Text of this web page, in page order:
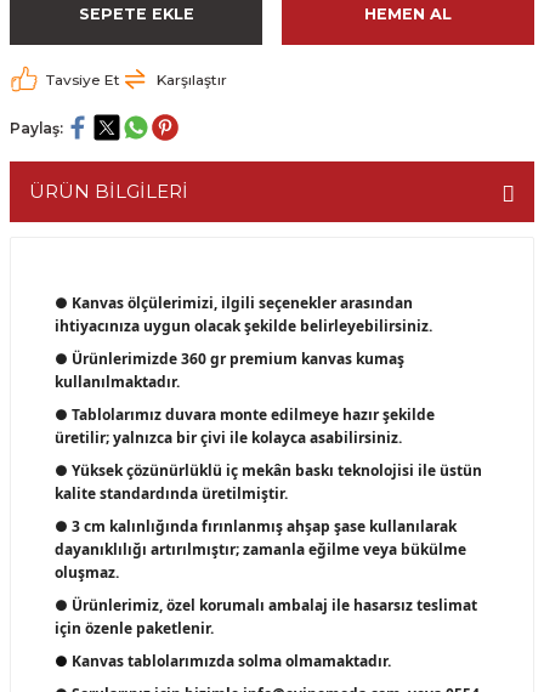
SEPETE EKLE HEMEN AL
Tavsiye Et Karşılaştır
Paylaş:
ÜRÜN BİLGİLERİ
● Kanvas ölçülerimizi, ilgili seçenekler arasından
ihtiyacınıza uygun olacak şekilde belirleyebilirsiniz.
● Ürünlerimizde 360 gr premium kanvas kumaş
kullanılmaktadır.
● Tablolarımız duvara monte edilmeye hazır şekilde
üretilir; yalnızca bir çivi ile kolayca asabilirsiniz.
● Yüksek çözünürlüklü iç mekân baskı teknolojisi ile üstün
kalite standardında üretilmiştir.
● 3 cm kalınlığında fırınlanmış ahşap şase kullanılarak
dayanıklılığı artırılmıştır; zamanla eğilme veya bükülme
oluşmaz.
● Ürünlerimiz, özel korumalı ambalaj ile hasarsız teslimat
için özenle paketlenir.
● Kanvas tablolarımızda solma olmamaktadır.